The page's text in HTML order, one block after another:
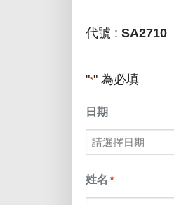
代號 : SA2710
"*" 為必填
日期
MM
slash
姓名 *